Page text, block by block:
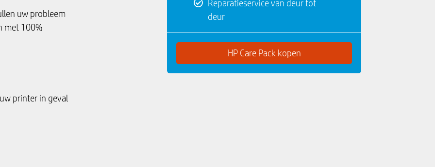
uw probleem
met 100%
printer in geval
Reparatieservice van deur tot
deur
HP Care Pack kopen